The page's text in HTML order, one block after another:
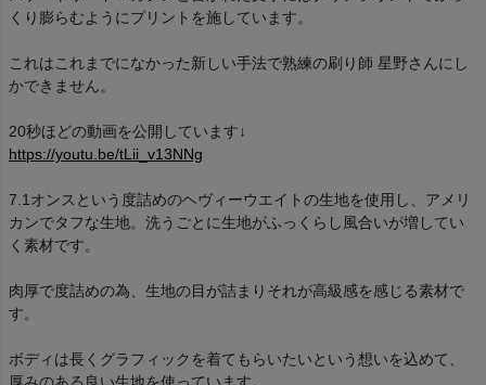
くり膨らむようにプリントを施しています。
これはこれまでになかった新しい手法で熟練の刷り師 星野さんにし
かできません。
20秒ほどの動画を公開しています↓
https://youtu.be/tLii_v13NNg
7.1オンスという度詰めのヘヴィーウエイトの生地を使用し、アメリ
カンでタフな生地。洗うごとに生地がふっくらし風合いが増してい
く素材です。
肉厚で度詰めの為、生地の目が詰まりそれが高級感を感じる素材で
す。
ボディは長くグラフィックを着てもらいたいという想いを込めて、